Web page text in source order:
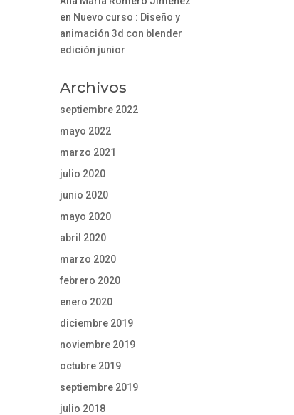
en Nuevo curso : Diseño y
animación 3d con blender
edición junior
Archivos
septiembre 2022
mayo 2022
marzo 2021
julio 2020
junio 2020
mayo 2020
abril 2020
marzo 2020
febrero 2020
enero 2020
diciembre 2019
noviembre 2019
octubre 2019
septiembre 2019
julio 2018